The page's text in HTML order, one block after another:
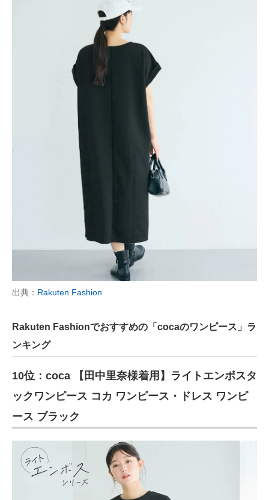
出典： Rakuten Fashion
Rakuten Fashionでおすすめの「cocaのワンピース」ラ
ンキング
10位：coca 【田中里奈様着用】ライトエンボスタ
ックワンピース コカ ワンピース・ドレス ワンピ
ース ブラック